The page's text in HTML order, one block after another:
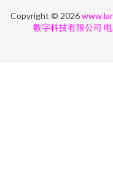
Copyright © 2026
数字科技有限公司